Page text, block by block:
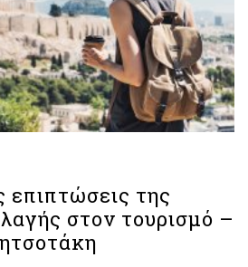
επιπτώσεις της
στον τουρισμό –